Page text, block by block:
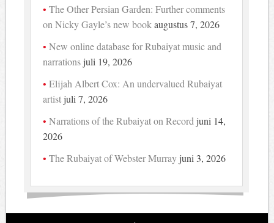
The Other Persian Garden: Further comments
on Nicky Gayle’s new book augustus 7, 2026
New online database for Rubaiyat music and
narrations juli 19, 2026
Elijah Albert Cox: An undervalued Rubaiyat
artist juli 7, 2026
Narrations of the Rubaiyat on Record juni 14,
2026
The Rubaiyat of Webster Murray juni 3, 2026